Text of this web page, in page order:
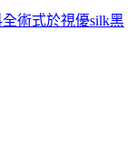
術式於視優silk黑